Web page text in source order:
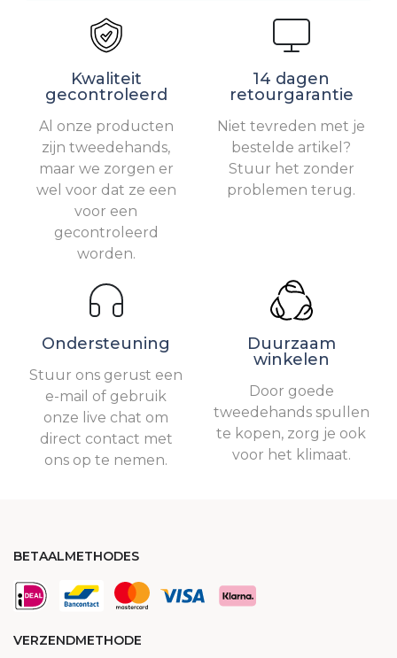
Kwaliteit
gecontroleerd
Al onze producten
zijn tweedehands,
maar we zorgen er
wel voor dat ze een
voor een
gecontroleerd
worden.
14 dagen
retourgarantie
Niet tevreden met je
bestelde artikel?
Stuur het zonder
problemen terug.
Ondersteuning
Stuur ons gerust een
e-mail of gebruik
onze live chat om
direct contact met
ons op te nemen.
Duurzaam
winkelen
Door goede
tweedehands spullen
te kopen, zorg je ook
voor het klimaat.
BETAALMETHODES
VERZENDMETHODE